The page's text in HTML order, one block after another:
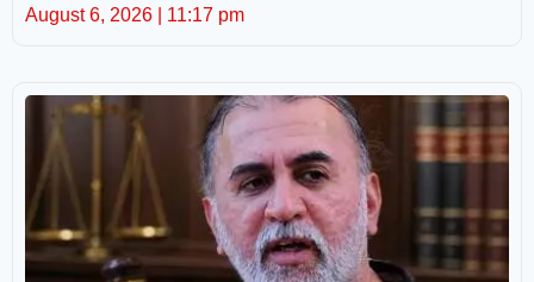
August 6, 2026 11:17 pm